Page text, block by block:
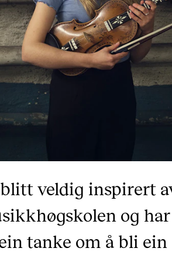
blitt veldig inspirert
og
tanke om å bli ein